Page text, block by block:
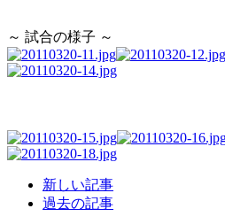
～ 試合の様子 ～
新しい記事
過去の記事